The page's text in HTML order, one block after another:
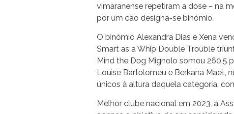
vimaranense repetiram a dose – na
por um cão designa-se binómio.
O binómio Alexandra Dias e Xena
Smart as a Whip Double Trouble
Mind the Dog Mignolo somou 260,5
Louise Bartolomeu e Berkana Maet,
únicos à altura daquela categoria,
Melhor clube nacional em 2023, a